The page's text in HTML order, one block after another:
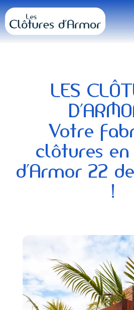
Passer
au
contenu
LES
Votre
clôtures en
d’Armor 22
!